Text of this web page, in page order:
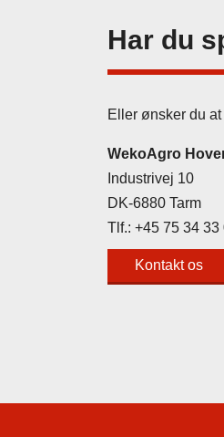
Har du
Eller ønsker du
WekoAgro
Industrivej 10
DK-6880 Tarm
Tlf.: +45 75 34 33
Kontakt os